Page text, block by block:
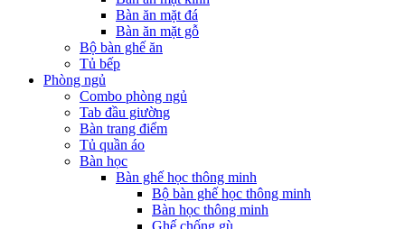
Bàn ăn mặt đá
Bàn ăn mặt gỗ
Bộ bàn ghế ăn
Tủ bếp
Phòng ngủ
Combo phòng ngủ
Tab đầu giường
Bàn trang điểm
Tủ quần áo
Bàn học
Bàn ghế học thông minh
Bộ bàn ghế học thông minh
Bàn học thông minh
Ghế chống gù